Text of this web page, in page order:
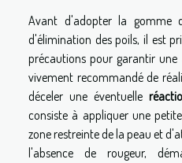
Avant d'adopter la gomme
d'élimination des poils, il est
précautions pour garantir
vivement recommandé de
déceler une éventuelle
consiste à appliquer une
zone restreinte de la peau et
l'absence de rougeur,